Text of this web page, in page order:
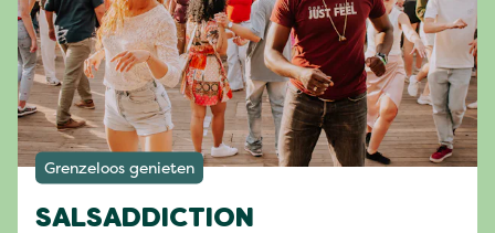
Grenzeloos genieten
SALSADDICTION